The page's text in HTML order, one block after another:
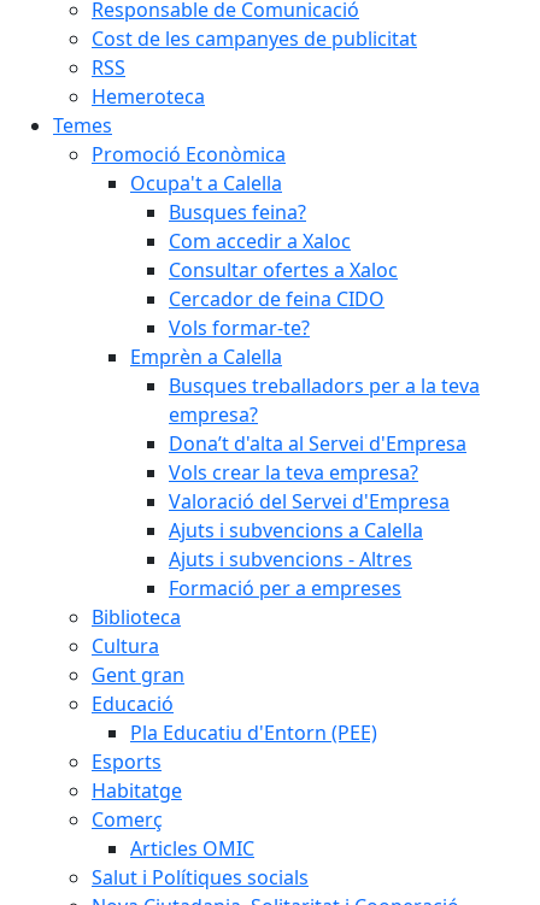
Responsable de Comunicació
Cost de les campanyes de publicitat
RSS
Hemeroteca
Temes
Promoció Econòmica
Ocupa't a Calella
Busques feina?
Com accedir a Xaloc
Consultar ofertes a Xaloc
Cercador de feina CIDO
Vols formar-te?
Emprèn a Calella
Busques treballadors per a la teva
empresa?
Dona’t d'alta al Servei d'Empresa
Vols crear la teva empresa?
Valoració del Servei d'Empresa
Ajuts i subvencions a Calella
Ajuts i subvencions - Altres
Formació per a empreses
Biblioteca
Cultura
Gent gran
Educació
Pla Educatiu d'Entorn (PEE)
Esports
Habitatge
Comerç
Articles OMIC
Salut i Polítiques socials